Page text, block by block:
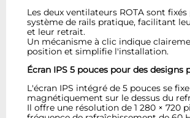
Les deux ventilateurs ROTA sont fixés
système de rails pratique, facilitant
et leur retrait.
Un mécanisme à clic indique
position et simplifie l'installation.
Écran IPS 5 pouces pour des designs
L'écran IPS intégré de 5 pouces se fixe
magnétiquement sur le dessus du
Il offre une résolution de 1 280 × 720